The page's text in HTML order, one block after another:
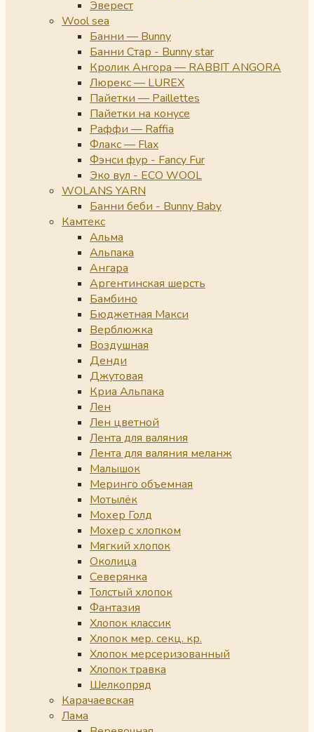
Эверест
Wool sea
Банни — Bunny
Банни Стар - Bunny star
Кролик Ангора — RABBIT ANGORA
Люрекс — LUREX
Пайетки — Paillettes
Пайетки на конусе
Раффи — Raffia
Флакс — Flax
Фэнси фур - Fancy Fur
Эко вул - ECO WOOL
WOLANS YARN
Банни беби - Bunny Baby
Камтекс
Альма
Альпака
Ангара
Аргентинская шерсть
Бамбино
Бюджетная Макси
Верблюжка
Воздушная
Денди
Джутовая
Криа Альпака
Лен
Лен цветной
Лента для валяния
Лента для валяния меланж
Малышок
Меринго объемная
Мотылёк
Мохер Голд
Мохер с хлопком
Мягкий хлопок
Околица
Северянка
Толстый хлопок
Фантазия
Хлопок классик
Хлопок мер. секц. кр.
Хлопок мерсеризованный
Хлопок травка
Шелкопряд
Карачаевская
Лама